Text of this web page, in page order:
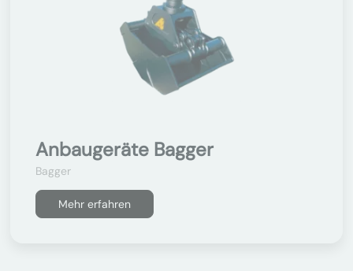
Anbaugeräte Bagger
Bagger
Mehr erfahren